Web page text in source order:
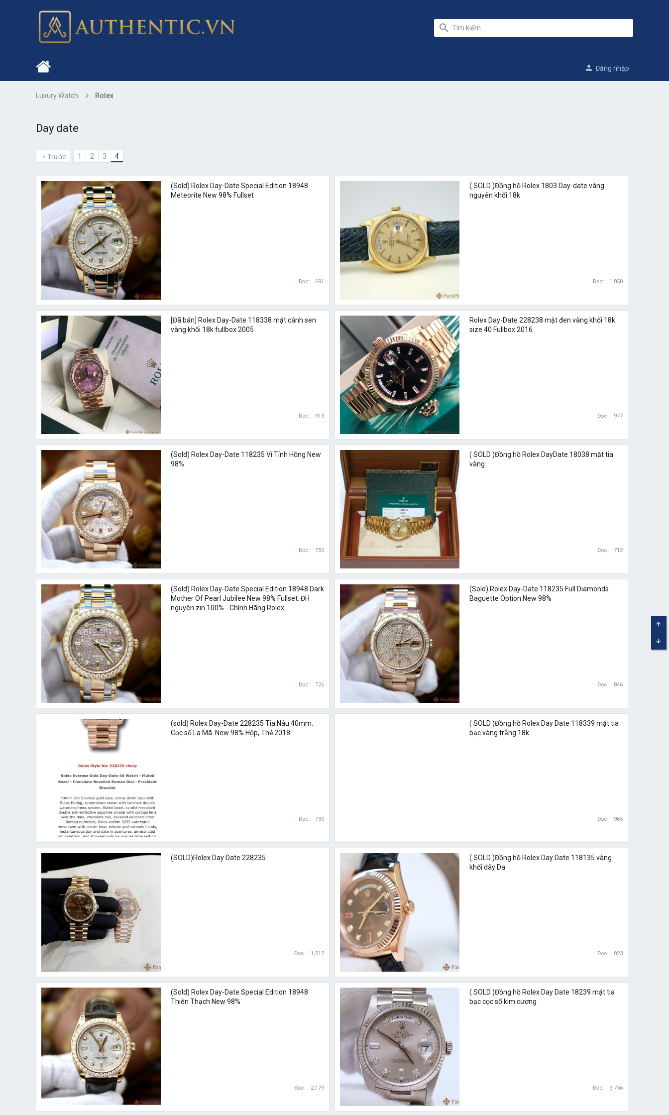
Đăng nhập
Luxury Watch Rolex
Day date
Trước 1 2 3 4
(Sold) Rolex Day-Date Special Edition 18948
Meteorite New 98% Fullset
Đọc 691
( SOLD )Đồng hồ Rolex 1803 Day-date vàng
nguyên khối 18k
Đọc 1,050
[Đã bán] Rolex Day-Date 118338 mặt cánh sen
vàng khối 18k fullbox 2005
Đọc 913
Rolex Day-Date 228238 mặt đen vàng khối 18k
size 40 Fullbox 2016
Đọc 977
(Sold) Rolex Day-Date 118235 Vi Tính Hồng New
98%
Đọc 750
( SOLD )Đồng hồ Rolex DayDate 18038 mặt tia
vàng
Đọc 712
(Sold) Rolex Day-Date Special Edition 18948 Dark
Mother Of Pearl Jubilee New 98% Fullset. ĐH
nguyên zin 100% - Chính Hãng Rolex
Đọc 726
(Sold) Rolex Day-Date 118235 Full Diamonds
Baguette Option New 98%
Đọc 846
(sold) Rolex Day-Date 228235 Tia Nâu 40mm.
Cọc số La Mã. New 98% Hộp, Thẻ 2018.
Đọc 730
( SOLD )Đồng hồ Rolex Day Date 118339 mặt tia
bạc vàng trắng 18k
Đọc 965
(SOLD)Rolex Day Date 228235
Đọc 1,012
( SOLD )Đồng hồ Rolex Day Date 118135 vàng
khối dây Da
Đọc 823
(Sold) Rolex Day-Date Special Edition 18948
Thiên Thạch New 98%
Đọc 2,179
( SOLD )Đồng hồ Rolex Day Date 18239 mặt tia
bạc cọc số kim cương
Đọc 3,756
TOP